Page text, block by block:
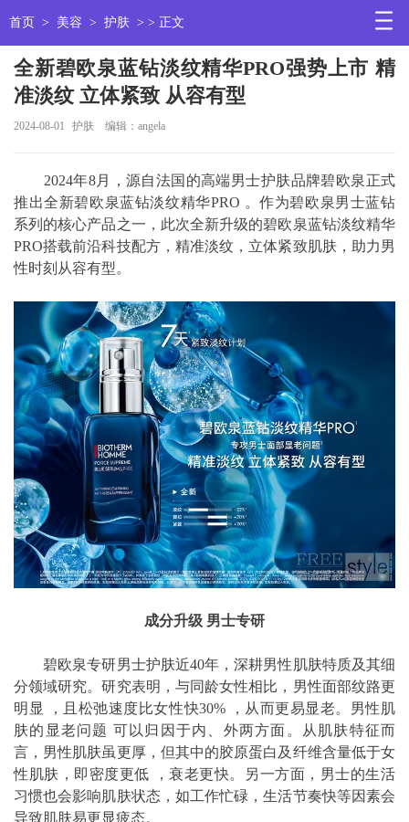
首页 > 美容 > 护肤 > > 正文
全新碧欧泉蓝钻淡纹精华PRO强势上市 精
准淡纹 立体紧致 从容有型
2024-08-01 护肤 编辑：angela
2024年8月，源自法国的高端男士护肤品牌碧欧泉正式
推出全新碧欧泉蓝钻淡纹精华PRO 。作为碧欧泉男士蓝钻
系列的核心产品之一，此次全新升级的碧欧泉蓝钻淡纹精华
PRO搭载前沿科技配方，精准淡纹，立体紧致肌肤，助力男
性时刻从容有型。
成分升级 男士专研
碧欧泉专研男士护肤近40年，深耕男性肌肤特质及其细
分领域研究。研究表明，与同龄女性相比，男性面部纹路更
明显 ，且松弛速度比女性快30% ，从而更易显老。男性肌
肤的显老问题 可以归因于内、外两方面。从肌肤特征而
言，男性肌肤虽更厚，但其中的胶原蛋白及纤维含量低于女
性肌肤，即密度更低 ，衰老更快。另一方面，男士的生活
习惯也会影响肌肤状态，如工作忙碌，生活节奏快等因素会
导致肌肤易更显疲态。